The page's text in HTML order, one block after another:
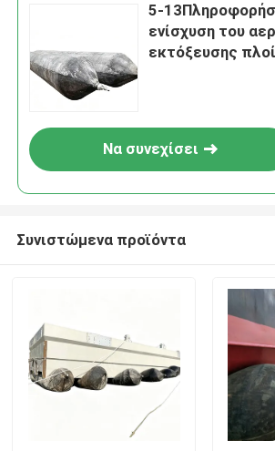
5-
ενίσχυση του
εκτόξευσης
Να συνεχίσει
Συνιστώμενα προϊόντα